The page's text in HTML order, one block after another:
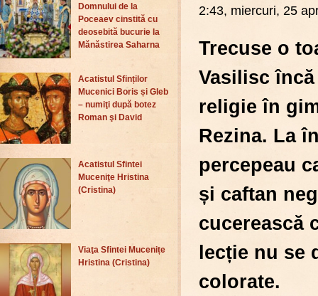
Domnului de la
Poceaev cinstită cu
deosebită bucurie la
Mănăstirea Saharna
Acatistul Sfinților
Mucenici Boris și Gleb
– numiţi după botez
Roman şi David
Acatistul Sfintei
Muceniţe Hristina
(Cristina)
Viaţa Sfintei Mucenițe
Hristina (Cristina)
2:43, miercuri, 25
Trecuse o
Vasilisc
religie în
Rezina. La
percepeau
și caftan
cucerească
lecție nu se
colorate.